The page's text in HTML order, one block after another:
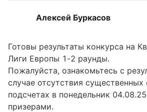
Алексей Буркасов
Готовы результаты конкурса на
Лиги Европы 1-2 раунды.
Пожалуйста, ознакомьтесь с
случае отсутствия
подсчетах в понедельник
призерами.